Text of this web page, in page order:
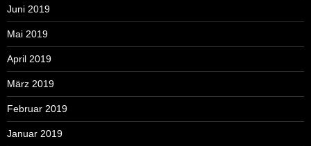
Juni 2019
Mai 2019
April 2019
März 2019
Februar 2019
Januar 2019